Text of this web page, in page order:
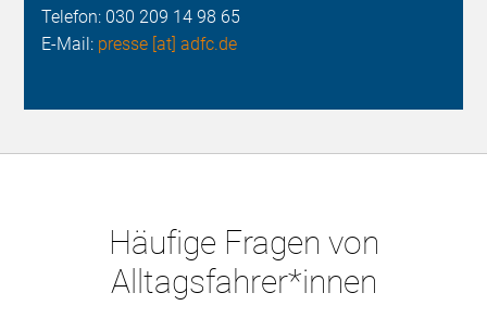
Telefon: 030 209 14 98 65
E-Mail: presse [at] adfc.de
Häufige Fragen von
Alltagsfahrer*innen